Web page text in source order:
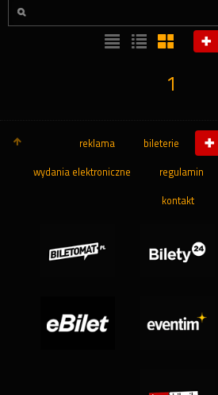
1
reklama bileterie
wydania elektroniczne regulamin
kontakt